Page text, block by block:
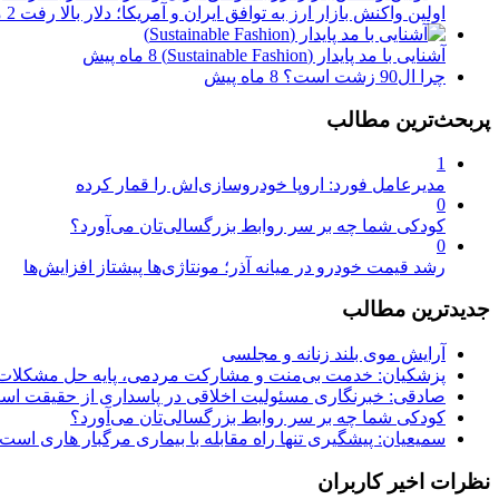
اولین واکنش بازار ارز به توافق ایران و آمریکا؛ دلار بالا رفت 2 ماه پیش
آشنایی با مد پایدار (Sustainable Fashion)
8 ماه پیش
چرا ال90 زشت است؟
8 ماه پیش
پربحث‌ترین مطالب
1
مدیرعامل فورد: اروپا خودروسازی‌اش را قمار کرده
0
کودکی شما چه بر سر روابط بزرگسالی‌تان می‌آورد؟
0
رشد قیمت خودرو در میانه آذر؛ مونتاژی‌ها پیشتاز افزایش‌ها
جدیدترین مطالب
آرایش موی بلند زنانه و مجلسی
پزشکیان: خدمت بی‌منت و مشارکت مردمی، پایه حل
صادقی: خبرنگاری مسئولیت اخلاقی در پاسداری از حقیقت
کودکی شما چه بر سر روابط بزرگسالی‌تان می‌آورد؟
سمیعیان: پیشگیری تنها راه مقابله با بیماری مرگبار هاری است
نظرات اخیر کاربران